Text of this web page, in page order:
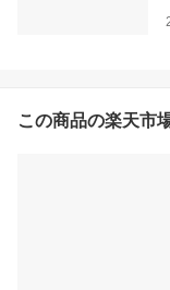
この商品の楽天市